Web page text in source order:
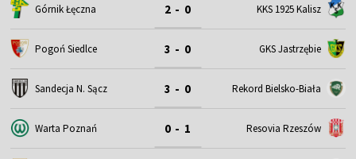
Górnik Łęczna 2 - 0 KKS 1925 Kalisz
Pogoń Siedlce 3 - 0 GKS Jastrzębie
Sandecja N. Sącz 3 - 0 Rekord Bielsko-Biała
Warta Poznań 0 - 1 Resovia Rzeszów